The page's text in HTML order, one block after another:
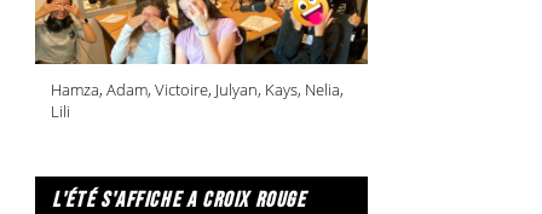
Hamza, Adam, Victoire, Julyan, Kays, Nelia,
Lili
l'été s'affiche a croix rouge